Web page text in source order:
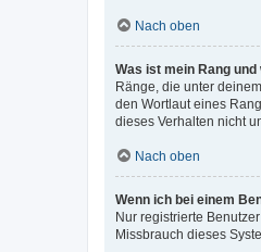
Nach oben
Was ist mein Rang
Ränge, die unter
den Wortlaut eines
dieses Verhalten nicht
Nach oben
Wenn ich bei einem
Nur registrierte
Missbrauch dieses